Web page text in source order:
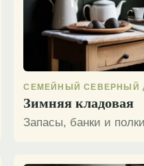
СЕМЕЙНЫЙ СЕВЕРНЫЙ
Зимняя кладовая
Запасы, банки и